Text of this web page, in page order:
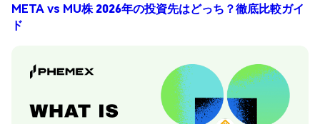
META vs MU株 2026年の投資先はどっち？徹底比較ガイ
ド